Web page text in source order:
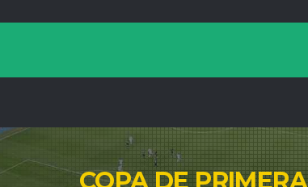
COPA DE PRIMERA